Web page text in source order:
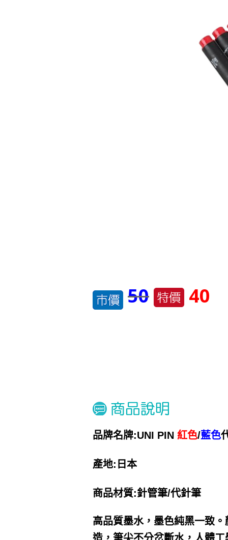
50 40
品牌名牌:UNI PIN 紅色/藍色
產地:日本
商品材質:針管筆/代針筆
高品質墨水，墨色純黑一致